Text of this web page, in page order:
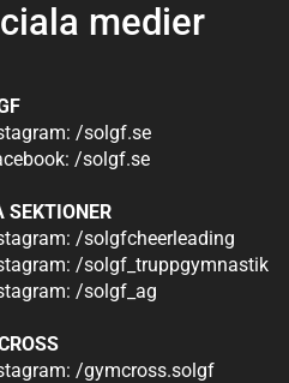
medier
/solgf.se
/solgf.se
SEKTIONER
/solgfcheerleading
/solgf_truppgymnastik
/solgf_ag
/gymcross.solgf